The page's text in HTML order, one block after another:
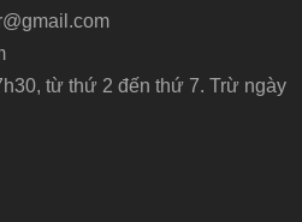
từ thứ 2 đến thứ 7. Trừ ngày